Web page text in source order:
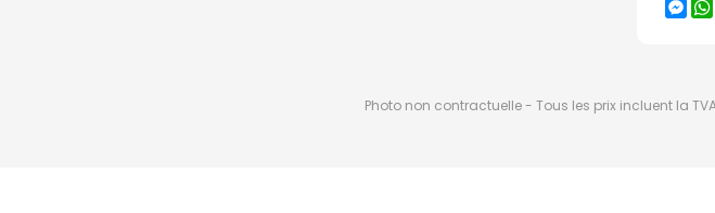
Photo non contractuelle - Tous les prix incluent la